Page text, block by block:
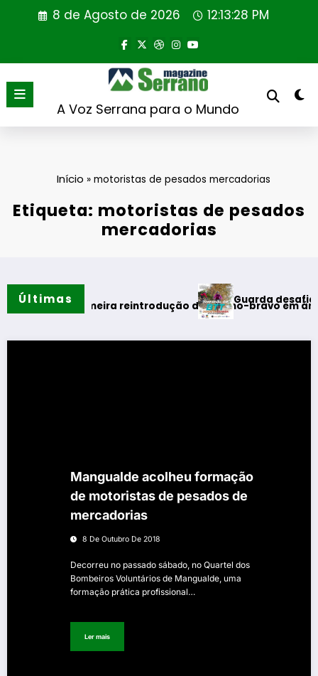
8 de Agosto de 2026 12:13:28 PM
A Voz Serrana para o Mundo
Início »motoristas de pesados mercadorias
Etiqueta: motoristas de pesados
mercadorias
Últimas
verãoprimeira reintrodução de coelho-bravo em área
Guarda desafia
Mangualde acolheu formação
de motoristas de pesados de
mercadorias
8 De Outubro De 2018
Decorreu no passado sábado, no Quartel dos
Bombeiros Voluntários de Mangualde, uma
formação prática profissional…
Ler mais